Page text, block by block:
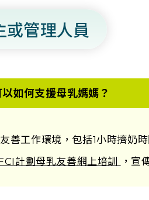
或管理人員
如何支援母乳媽媽？
善工作環境，包括1小時擠奶
計劃母乳友善網上培訓 ，宣